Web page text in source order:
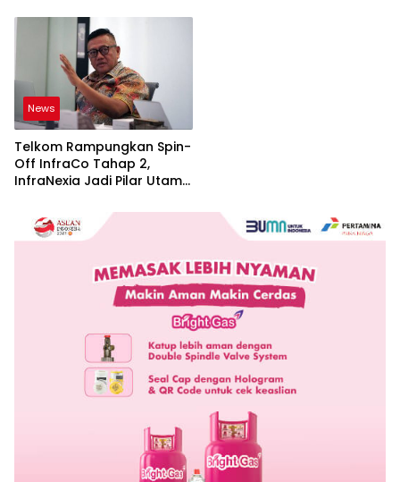
News
Telkom Rampungkan Spin-
Off InfraCo Tahap 2,
InfraNexia Jadi Pilar Utama
Connectivity